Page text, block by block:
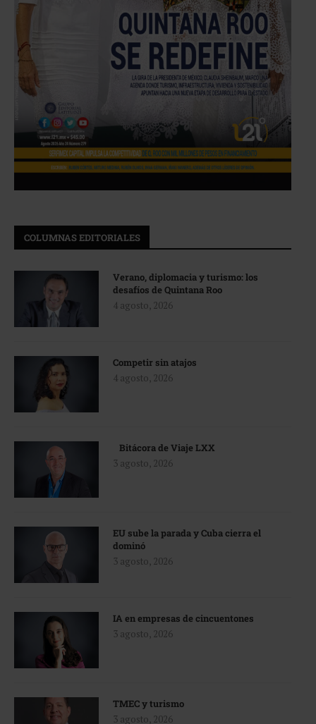
COLUMNAS EDITORIALES
Verano, diplomacia y turismo: los
desafíos de Quintana Roo
4 agosto, 2026
Competir sin atajos
4 agosto, 2026
Bitácora de Viaje LXX
3 agosto, 2026
EU sube la parada y Cuba cierra el
dominó
3 agosto, 2026
IA en empresas de cincuentones
3 agosto, 2026
TMEC y turismo
3 agosto, 2026